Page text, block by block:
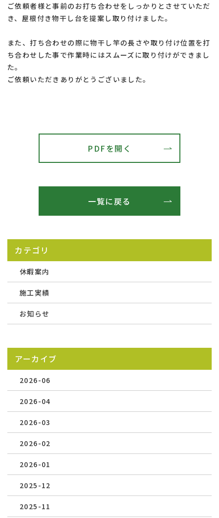
ご依頼者様と事前のお打ち合わせをしっかりとさせていただ
き、屋根付き物干し台を提案し取り付けました。
また、打ち合わせの際に物干し竿の長さや取り付け位置を打
ち合わせした事で作業時にはスムーズに取り付けができまし
た。
ご依頼いただきありがとうございました。
PDFを開く
一覧に戻る
カテゴリ
休暇案内
施工実績
お知らせ
アーカイブ
2026-06
2026-04
2026-03
2026-02
2026-01
2025-12
2025-11